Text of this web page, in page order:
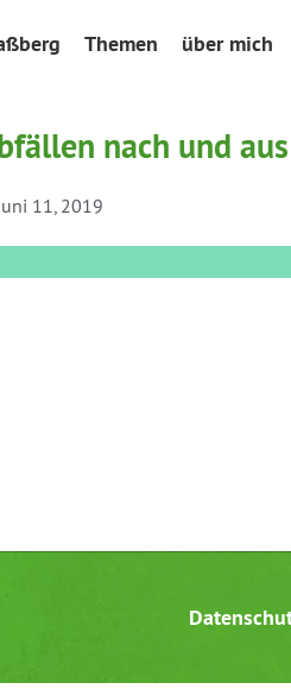
Themen über mich
nach und
11, 2019